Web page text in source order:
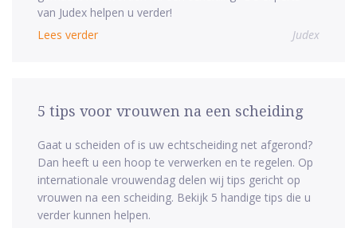
van Judex helpen u verder!
Lees verder
Judex
5 tips voor vrouwen na een scheiding
Gaat u scheiden of is uw echtscheiding net afgerond?
Dan heeft u een hoop te verwerken en te regelen. Op
internationale vrouwendag delen wij tips gericht op
vrouwen na een scheiding. Bekijk 5 handige tips die u
verder kunnen helpen.